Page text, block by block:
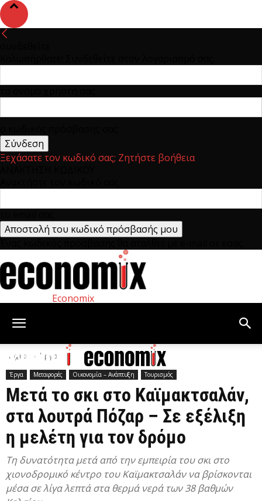
Ξεχάσατε τον κωδικό σας; Ζητήστε βοήθεια
Economix
Αρχική Έργα
Έργα Μεταφορές Οικονομία – Ανάπτυξη Τουρισμός
Μετά το σκι στο Καϊμακτσαλάν,
στα λουτρά Πόζαρ – Σε εξέλιξη
η μελέτη για τον δρόμο
Τη δυνατότητα μετά από την εμπειρία του σκι στο
χιονοδρομικό κέντρο του Καϊμακτσαλάν να βρίσκονται
μέσα σε λίγα λεπτά στα θερμά νερά των 38 βαθμών